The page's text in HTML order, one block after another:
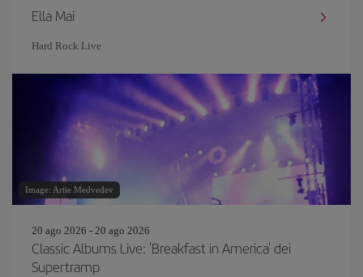
Ella Mai
Hard Rock Live
Image: Artie Medvedev
20 ago 2026 - 20 ago 2026
Classic Albums Live: 'Breakfast in America' dei
Supertramp